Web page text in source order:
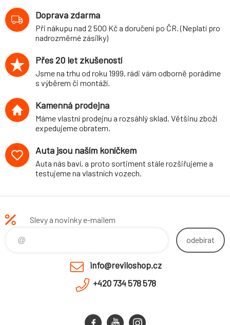
T-Roc (A1), 2WD,
průměr 26
mm/25 mm
Doprava zdarma
Při nákupu nad 2 500 Kč a doručení po ČR. (Neplatí pro
nadrozměrné zásilky)
Přes 20 let zkušeností
Jsme na trhu od roku 1999, rádi vám odborně porádíme
s výběrem či montáží.
Kamenná prodejna
Máme vlastní prodejnu a rozsáhlý sklad. Většinu zboží
expedujeme obratem.
Auta jsou naším koníčkem
Auta nás baví, a proto sortiment stále rozšiřujeme a
testujeme na vlastních vozech.
Slevy a novinky e-mailem
odebírat
info@reviloshop.cz
+420 734 578 578